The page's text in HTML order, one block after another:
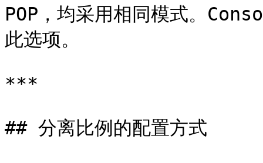
POP，均采用相同模式。
此选项。
***
## 分离比例的配置方式